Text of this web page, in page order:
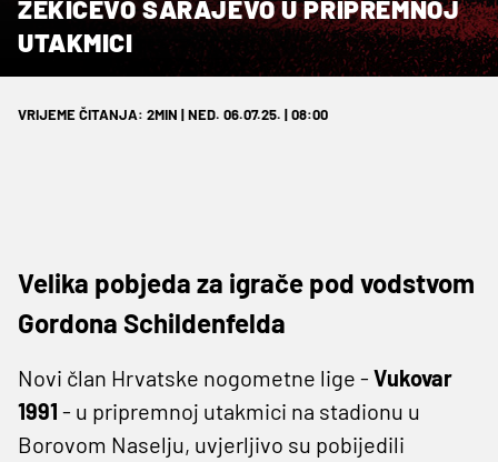
ZEKIĆEVO SARAJEVO U PRIPREMNOJ
UTAKMICI
VRIJEME ČITANJA: 2MIN | NED. 06.07.25. | 08:00
Velika pobjeda za igrače pod vodstvom
Gordona Schildenfelda
Novi član Hrvatske nogometne lige - Vukovar
1991 - u pripremnoj utakmici na stadionu u
Borovom Naselju, uvjerljivo su pobijedili